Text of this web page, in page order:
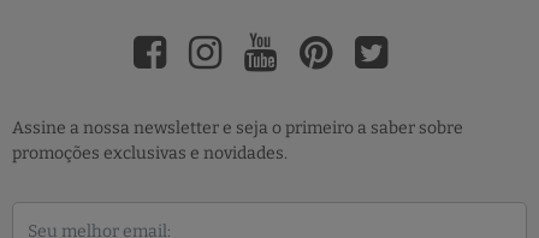
Assine a nossa newsletter e seja o primeiro a saber sobre
promoções exclusivas e novidades.